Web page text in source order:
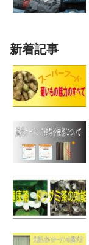
新着記事